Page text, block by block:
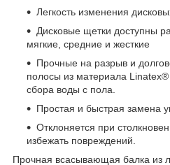
Легкость изменения
Дисковые щетки доступны
мягкие, средние и жесткие
Прочные на разрыв и
полосы из материала
сбора воды с пола.
Простая и быстрая замена
Отклоняется при
избежать повреждений.
Прочная всасывающая балка из